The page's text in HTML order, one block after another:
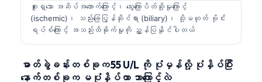
စူးရှသော အဆိပ်အတောက်ကြောင့်၊ သွေးကြောပိတ်ဆို့မှုကြောင့်
(ischemic)၊ သည်းခြေပြွန်ဆိုင်ရာ (biliary)၊ သို့မဟုတ် ဗိုင်း
ရပ်စ်ကြောင့် အသည်းထိခိုက်မှုကို ညွှန်ပြနိုင်ပါတယ်
ဓာတ်ခွဲခန်းတစ်ခုက 55 U/L ကို ပုံမှန်လို့ ပုံနှိပ်ပြီး
နောက်တစ်ခုက မပုံနှိပ်တာ ဘာကြောင့်လဲ